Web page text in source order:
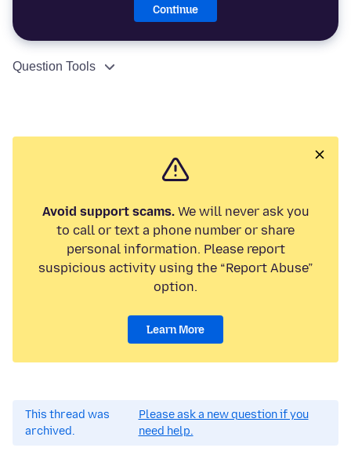
Continue
Question Tools
Avoid support scams.We will never ask you
to call or text a phone number or share
personal information. Please report
suspicious activity using the “Report Abuse”
option.
Learn More
This thread was
archived.
Please ask a new question if you
need help.